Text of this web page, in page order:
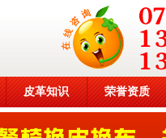
皮革知识 荣誉资质